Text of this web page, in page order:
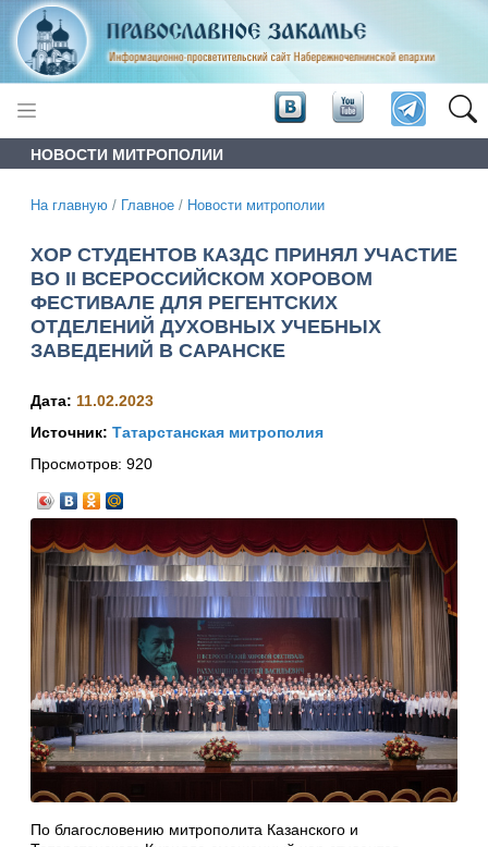
НОВОСТИ МИТРОПОЛИИ
На главную / Главное / Новости митрополии
ХОР СТУДЕНТОВ КАЗДС ПРИНЯЛ УЧАСТИЕ
ВО II ВСЕРОССИЙСКОМ ХОРОВОМ
ФЕСТИВАЛЕ ДЛЯ РЕГЕНТСКИХ
ОТДЕЛЕНИЙ ДУХОВНЫХ УЧЕБНЫХ
ЗАВЕДЕНИЙ В САРАНСКЕ
Дата: 11.02.2023
Источник: Татарстанская митрополия
Просмотров: 920
По благословению митрополита Казанского и